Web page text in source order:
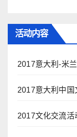
活动内容
2017意大利-米
2017意大利中国
2017文化交流活